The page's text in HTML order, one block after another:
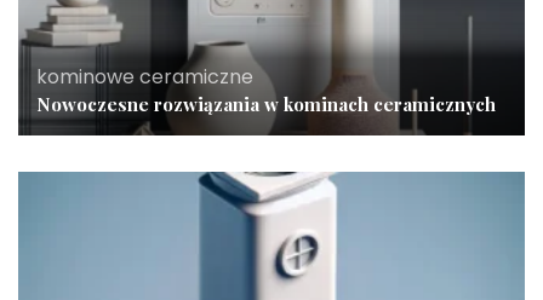
kominowe ceramiczne
Nowoczesne rozwiązania w kominach ceramicznych